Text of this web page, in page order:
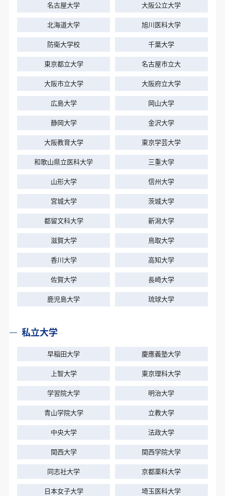
志望校は、2学期の初め頃に工学系の勉強に興味を
かったことは嬉しいですが、これからも勉強にめげな
いように、努力することを続けたいと思います。
じゅけラボは自分のペースで出来る点が良かったで
で、オーダーメイドのカリキュラムを組んでもらえるじ
が、じゅけラボを始めてから、3年生7月の記述模試で
56、10月の記述模試では66と、成績が伸びました。同
使うことによって同じ単元を違う言い回しで学べたの
ルで学習できた
じゅけラボは、塾まで通う時間を短縮できるところと、
隙間時間を有効活用できるところが特に自分に合っ
はお昼休みの短い時間でもできそう」「この参考書は
う」などと、自分の中でさらに細かくスケジュールを
組み立てることができました。1人で黙々と目標に向
持ちがあり、高校2年生の総合学習で県内の大学を
画を見て、面白そうだなと思ったので宮城大学看護
無事合格したので、まずはしっかり休んで受験の疲れ
大学生活を楽しみながら、4年後の国試に備えたいと
思います。
じゅけラボを始めてから全体的に30点ほ
お名前 Y.H さん
コース 大学受験対策講座
開始日 2021/11/1
合格校
日本大学生物資源学部
予備校に通ってはいたが、勉強の熱がなかなか入ら
ずにいた。じゅけラボは、計画を立ててくれるという点
びました。学習量が多すぎず少なすぎずスケジュール
が付きました。
志望校は2年生の夏の終わり頃に決めました。研究し
ていることがとても魅力的だったからです。10月後半
までかなり成績下位だった自分がまさか日東駒専の
一角に受かるとは思いませんでした。
じゅけラボは、自分でなかなか勉強が始められない
名古屋大学 大阪公立大学
北海道大学 旭川医科大学
防衛大学校 千葉大学
東京都立大学 名古屋市立大
大阪市立大学 大阪府立大学
広島大学 岡山大学
静岡大学 金沢大学
大阪教育大学 東京学芸大学
和歌山県立医科大学 三重大学
山形大学 信州大学
宮城大学 茨城大学
都留文科大学 新潟大学
滋賀大学 鳥取大学
香川大学 高知大学
佐賀大学 長崎大学
鹿児島大学 琉球大学
私立大学
早稲田大学 慶應義塾大学
上智大学 東京理科大学
学習院大学 明治大学
青山学院大学 立教大学
中央大学 法政大学
関西大学 関西学院大学
同志社大学 京都薬科大学
日本女子大学 埼玉医科大学